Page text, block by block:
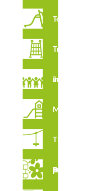
Toboganes
Trepadores
Juegos imaginativos
Multijuegos
Tirolinas
Suelos para Parques Infantiles